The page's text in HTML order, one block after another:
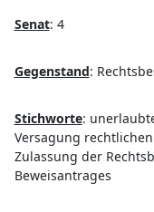
Senat: 4
Gegenstand:
Stichworte:
Versagung
Zulassung der
Beweisantrages